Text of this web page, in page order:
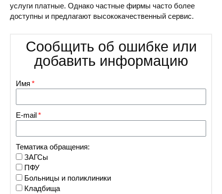
услуги платные. Однако частные фирмы часто более
доступны и предлагают высококачественный сервис.
Сообщить об ошибке или
добавить информацию
Имя
E-mail
Тематика обращения:
ЗАГСы
ПФУ
Больницы и поликлиники
Кладбища